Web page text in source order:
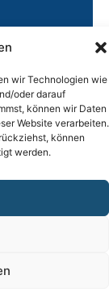
wir Technologien wie
oder darauf
können wir Daten
Website verarbeiten.
können
werden.